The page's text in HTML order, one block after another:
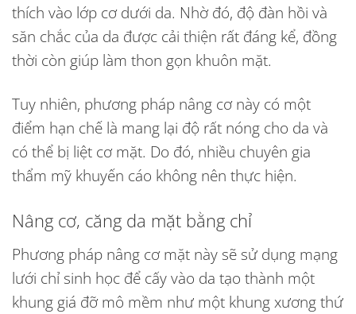
thích vào lớp cơ dưới da. Nhờ đó, độ đàn hồi và
săn chắc của da được cải thiện rất đáng kể, đồng
thời còn giúp làm thon gọn khuôn mặt.
Tuy nhiên, phương pháp nâng cơ này có một
điểm hạn chế là mang lại độ rất nóng cho da và
có thể bị liệt cơ mặt. Do đó, nhiều chuyên gia
thẩm mỹ khuyến cáo không nên thực hiện.
Nâng cơ, căng da mặt bằng chỉ
Phương pháp nâng cơ mặt này sẽ sử dụng mạng
lưới chỉ sinh học để cấy vào da tạo thành một
khung giá đỡ mô mềm như một khung xương thứ